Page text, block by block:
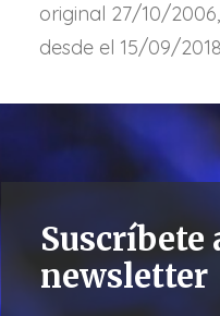
original 27/10/
desde el 15/09/
Suscríbete
newsletter